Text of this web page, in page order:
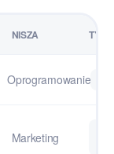
NISZA TYP
Oprogramowanie
Marketing